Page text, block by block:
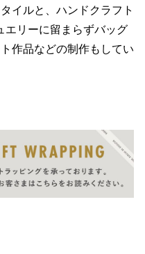
イルと、ハンドクラフト
エリーに留まらずバッグ
作品などの制作もしてい